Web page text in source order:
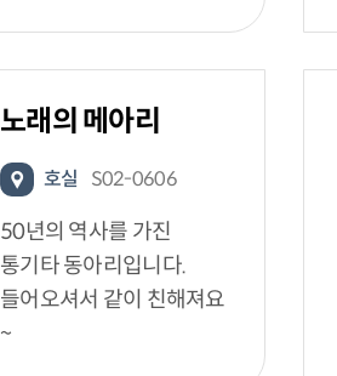
노래의 메아리
호실 S02-0606
50년의 역사를 가진
통기타 동아리입니다.
들어오셔서 같이 친해져요
~